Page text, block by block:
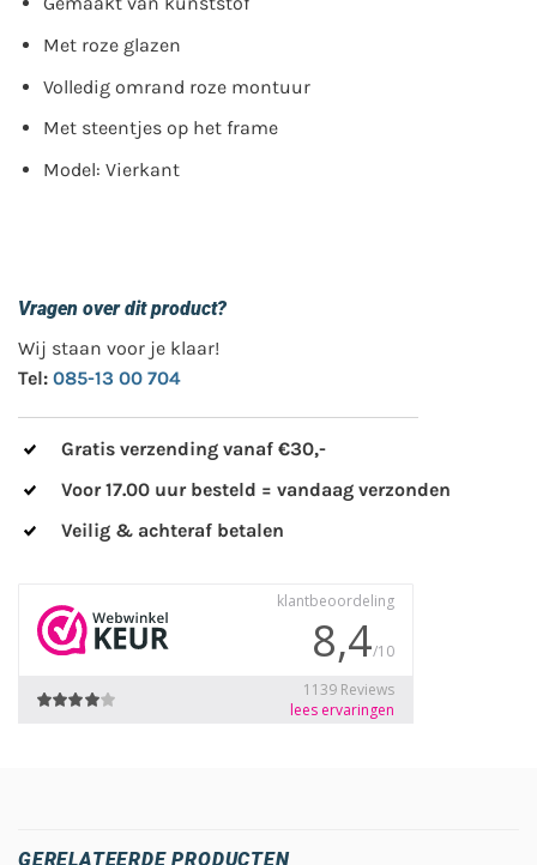
Met roze glazen
Volledig omrand roze montuur
Met steentjes op het frame
Model: Vierkant
Vragen over dit product?
Wij staan voor je klaar!
Tel: 085-13 00 704
Gratis verzending vanaf €30,-
Voor 17.00 uur besteld = vandaag verzonden
Veilig & achteraf betalen
GERELATEERDE PRODUCTEN